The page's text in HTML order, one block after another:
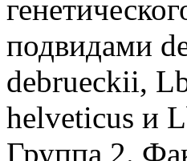
подвидами
debrueckii,
helveticus и
Группа 2.